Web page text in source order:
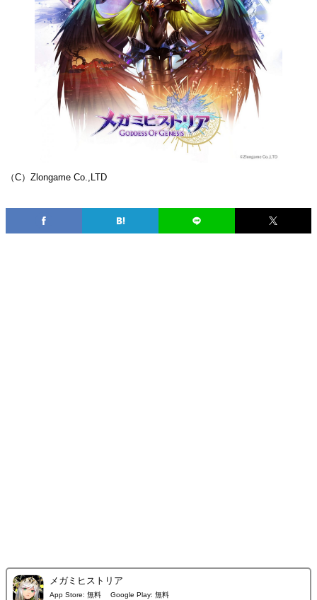
（C）Zlongame Co.,LTD
メガミヒストリア
App Store: 無料 Google Play: 無料